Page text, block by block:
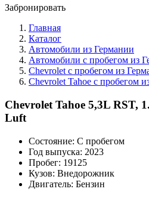
Забронировать
Главная
Каталог
Автомобили из Германии
Автомобили с пробегом из
Chevrolet с пробегом из
Chevrolet Tahoe с пробегом
Chevrolet Tahoe 5,3L RST,
Luft
Состояние: С пробегом
Год выпуска: 2023
Пробег: 19125
Кузов: Внедорожник
Двигатель: Бензин